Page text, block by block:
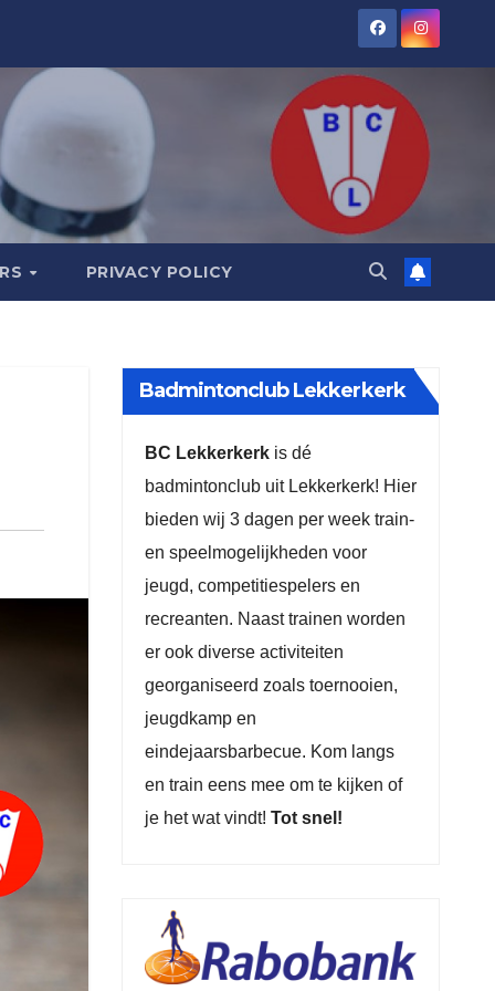
PRIVACY POLICY
Badmintonclub Lekkerkerk
BC Lekkerkerkis dé
badmintonclub uit Lekkerkerk! Hier
bieden wij 3 dagen per week train-
en speelmogelijkheden voor
jeugd, competitiespelers en
recreanten. Naast trainen worden
er ook diverse activiteiten
georganiseerd zoals toernooien,
jeugdkamp en
eindejaarsbarbecue. Kom langs
en train eens mee om te kijken of
je het wat vindt! Tot snel!